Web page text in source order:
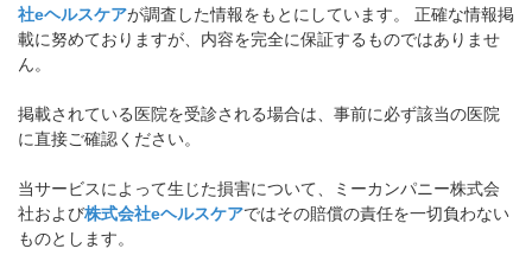
社eヘルスケアが調査した情報をもとにしています。 正確な情報掲
載に努めておりますが、内容を完全に保証するものではありませ
ん。
掲載されている医院を受診される場合は、事前に必ず該当の医院
に直接ご確認ください。
当サービスによって生じた損害について、ミーカンパニー株式会
社および株式会社eヘルスケアではその賠償の責任を一切負わない
ものとします。